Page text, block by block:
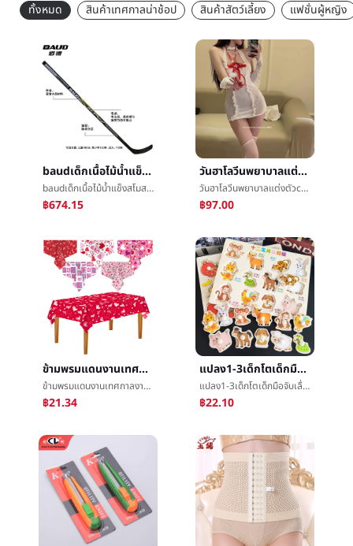
ทั้งหมด สินค้าเทศกาลน่าช้อป สินค้าสัตว์เลี้ยง แฟชั่นผู้หญิง
baudเด็กเนื้อไม้น้ำแข็งสโมสรผู้ใหญ่ไม้ฮอกกี้สโมสรวัยรุ่นที่ดินน้ำแข็งสโมสรผู้เริ่มสโมสรโรงงาน
baudเด็กเนื้อไม้น้ำแข็งสโมสรผู้ใหญ่ไม้ฮอกกี้สโมสรวัยรุ่นที่ดินน้ำแข็งสโมสรผู้เริ่มสโมสรโรงงาน
฿674.15
วันฮาโลวีนพยาบาลแต่งตัวcosplayบทบาทกระทำพยาบาลแต่งตัวเวทีแสดงเสื้อผ้าå¥แต่งตัวพอใจชุดชั้นใน
วันฮาโลวีนพยาบาลแต่งตัวcosplayบทบาทกระทำพยาบาลแต่งตัวเวทีแสดงเสื้อผ้าå¥แต่งตัวพอใจชุดชั้นใน
฿97.00
ข้ามพรมแดนงานเทศกาลงานเลี้ยงวันวาเลนไทน์ความรักการพิมพ์ผ้าปูโต๊ะเสนอพลาสติกครั้งหนึ่งของเล่นทางเพศเครื่องประดับจุด
ข้ามพรมแดนงานเทศกาลงานเลี้ยงวันวาเลนไทน์ความรักการพิมพ์ผ้าปูโต๊ะเสนอพลาสติกครั้งหนึ่งของเล่นทางเพศเครื่องประดับจุด
฿21.34
แปลง1-3เด็กโตเด็กมือจับเลื่อยเล็กสัตว์ผลไม้ความรู้ความเข้าใจต้นเรียนรู้จิ๊กซอว์บังคับแต่งหน้าทำด้วยไม้แผง
แปลง1-3เด็กโตเด็กมือจับเลื่อยเล็กสัตว์ผลไม้ความรู้ความเข้าใจต้นเรียนรู้จิ๊กซอว์บังคับแต่งหน้าทำด้วยไม้แผง
฿22.10